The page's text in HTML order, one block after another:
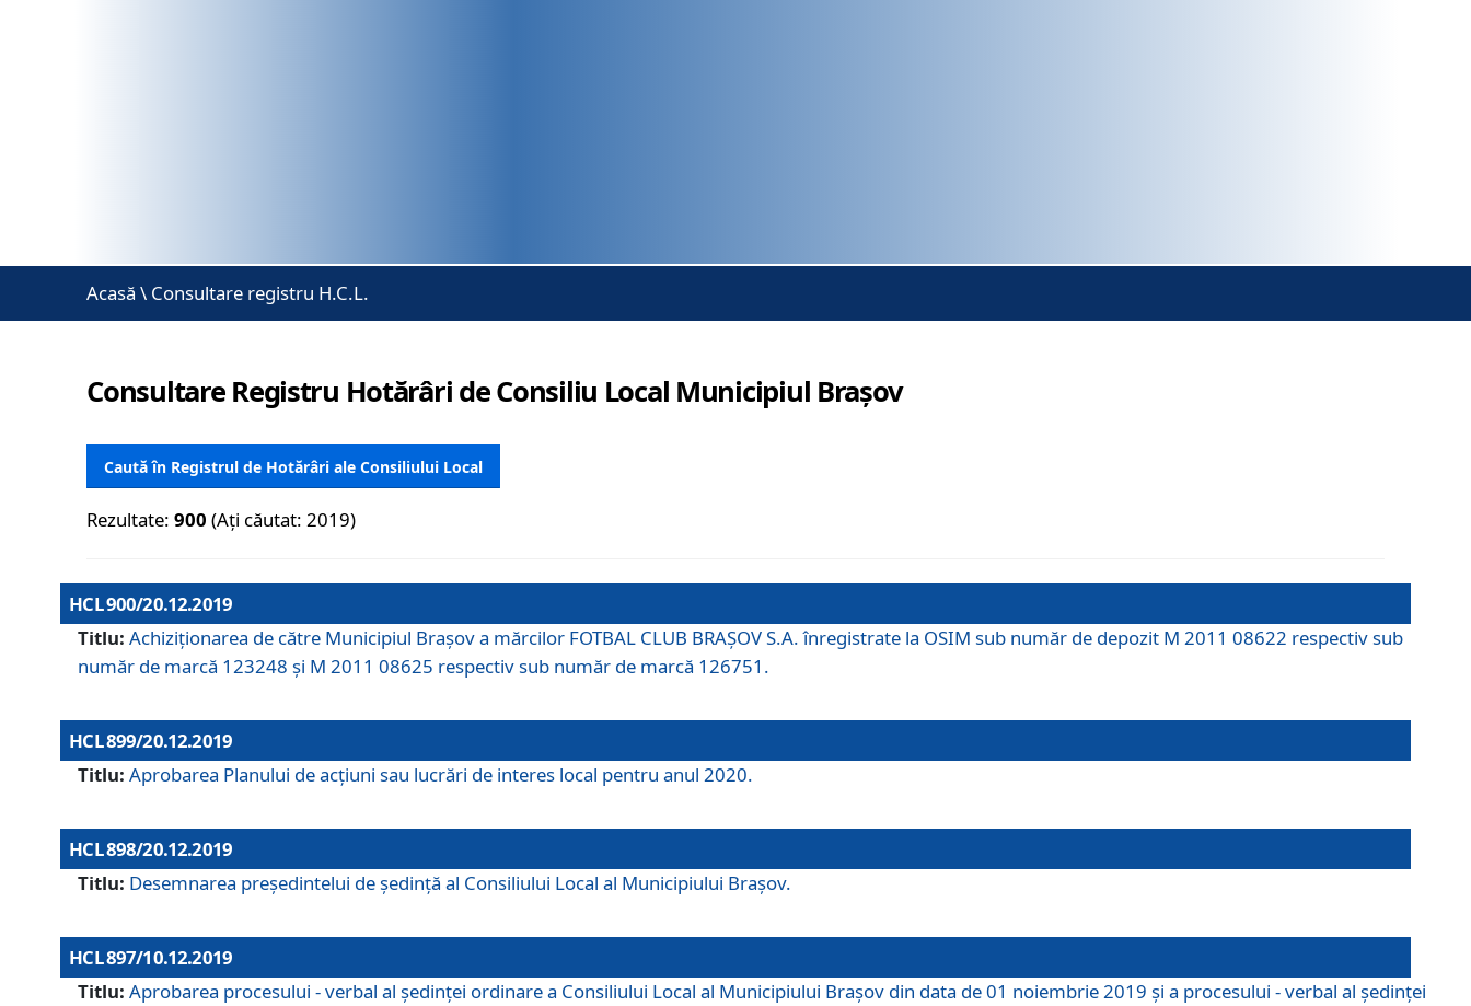
Acasă \ Consultare registru H.C.L.
Consultare Registru Hotărâri de Consiliu Local Municipiul Brașov
Caută în Registrul de Hotărâri ale Consiliului Local
Rezultate:900 (Ați căutat: 2019)
HCL 900/20.12.2019
Titlu: Achiziționarea de către Municipiul Brașov a mărcilor FOTBAL CLUB BRAȘOV S.A. înregistrate la OSIM sub număr de depozit M 2011 08622 respectiv sub
număr de marcă 123248 și M 2011 08625 respectiv sub număr de marcă 126751.
HCL 899/20.12.2019
Titlu: Aprobarea Planului de acţiuni sau lucrări de interes local pentru anul 2020.
HCL 898/20.12.2019
Titlu: Desemnarea preşedintelui de şedinţă al Consiliului Local al Municipiului Braşov.
HCL 897/10.12.2019
Titlu: Aprobarea procesului - verbal al şedinţei ordinare a Consiliului Local al Municipiului Brașov din data de 01 noiembrie 2019 și a procesului - verbal al ședinței